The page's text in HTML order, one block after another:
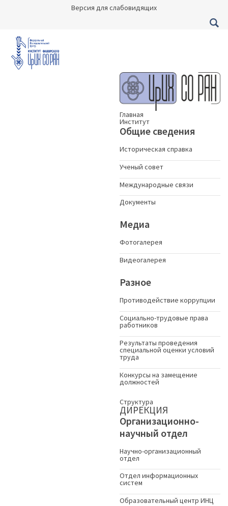
Версия для слабовидящих
Главная
Институт
Общие сведения
Историческая справка
Ученый совет
Международные связи
Документы
Медиа
Фотогалерея
Видеогалерея
Разное
Противодействие коррупции
Социально-трудовые права
работников
Результаты проведения
специальной оценки условий
труда
Конкурсы на замещение
должностей
Структура
ДИРЕКЦИЯ
Организационно-
научный отдел
Научно-организационный
отдел
Отдел информационных
систем
Образовательный центр ИНЦ